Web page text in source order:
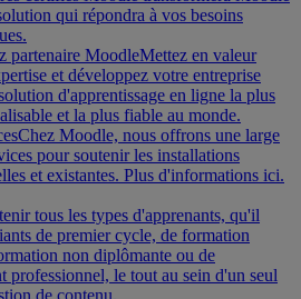
qui répondra à vos besoins
partenaire MoodleMettez en valeur
et développez votre entreprise
d'apprentissage en ligne la plus
et la plus fiable au monde.
Chez Moodle, nous offrons une large
pour soutenir les installations
et existantes. Plus d'informations ici.
tous les types d'apprenants, qu'il
de premier cycle, de formation
non diplômante ou de
professionnel, le tout au sein d'un seul
de contenu.